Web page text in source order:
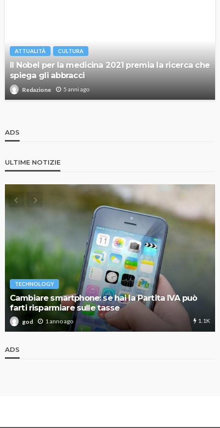
ATTUALITÀ CULTURA
Il Nobel per la medicina 2021 premia la ricerca che
spiega gli abbracci
Redazione 5 anni ago
ADS
ULTIME NOTIZIE
TECHNOLOGY
Cambiare smartphone: se hai la Partita IVA può
farti risparmiare sulle tasse
god 1 anno ago 1.1K
ADS